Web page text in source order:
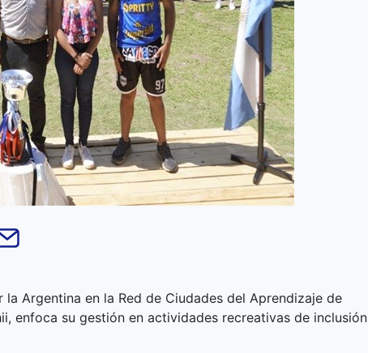
Argentina en la Red de Ciudades del Aprendizaje de
enfoca su gestión en actividades recreativas de inclusión